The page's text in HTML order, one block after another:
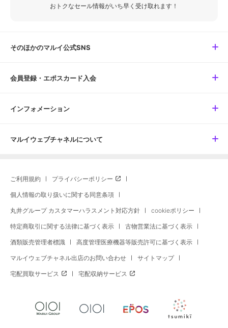
おトクなセール情報がいち早く受け取れます！
そのほかのマルイ公式SNS
会員登録・エポスカード入会
インフォメーション
マルイウェブチャネルについて
ご利用規約 プライバシーポリシー
個人情報の取り扱いに関する同意条項
丸井グループ カスタマーハラスメント対応方針 cookieポリシー
特定商取引に関する法律に基づく表示 古物営業法に基づく表示
酒類販売管理者標識 高度管理医療機器等販売許可に基づく表示
マルイウェブチャネル出店のお問い合わせ サイトマップ
宅配買取サービス 宅配収納サービス